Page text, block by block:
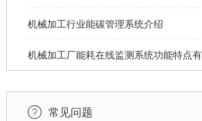
机械加工行业能碳管理系统介绍
常见问题